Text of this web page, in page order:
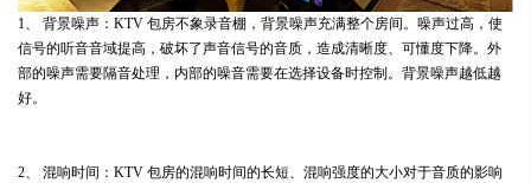
1、 背景噪声：KTV 包房不象录音棚，背景噪声充满整个房间。噪声过高，使
信号的听音音域提高，破坏了声音信号的音质，造成清晰度、可懂度下降。外
部的噪声需要隔音处理，内部的噪音需要在选择设备时控制。背景噪声越低越
好。
2、 混响时间：KTV 包房的混响时间的长短、混响强度的大小对于音质的影响